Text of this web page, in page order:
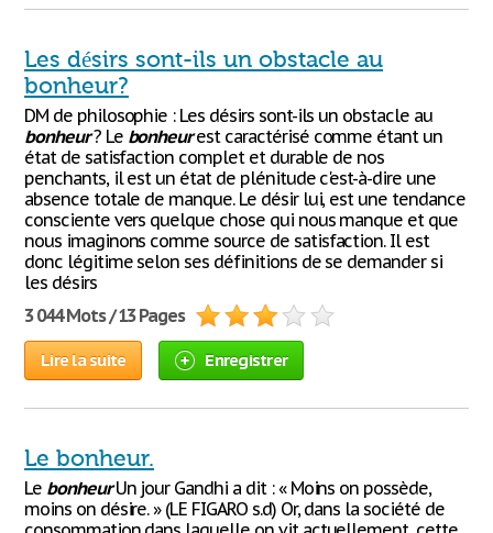
Les désirs sont-ils un obstacle au
bonheur?
DM de philosophie : Les désirs sont-ils un obstacle au
bonheur? Le bonheurest caractérisé comme étant un
état de satisfaction complet et durable de nos
penchants, il est un état de plénitude c'est-à-dire une
absence totale de manque. Le désir lui, est une tendance
consciente vers quelque chose qui nous manque et que
nous imaginons comme source de satisfaction. Il est
donc légitime selon ses définitions de se demander si
les désirs
3 044 Mots / 13 Pages
Lire la suite Enregistrer
Le bonheur.
Le bonheurUn jour Gandhi a dit : « Moins on possède,
moins on désire. » (LE FIGARO s.d) Or, dans la société de